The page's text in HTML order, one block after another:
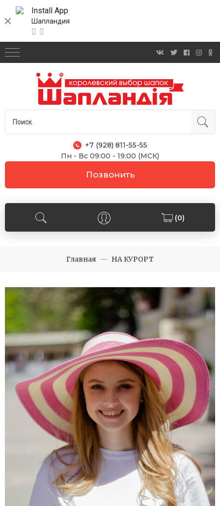
Install App
Шапландия
+7 (928) 811-55-55
Пн - Вс 09:00 - 19:00 (МСК)
Позвонить
(0)
Главная НА КУРОРТ